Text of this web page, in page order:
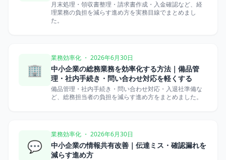
月末処理・領収書整理・請求書作成・入金確認など、経
理業務の負担を減らす進め方を実務目線でまとめまし
た。
🏢
業務効率化 ・ 2026年6月30日
中小企業の総務業務を効率化する方法｜備品管
理・社内手続き・問い合わせ対応を軽くする
備品管理・社内手続き・問い合わせ対応・入退社準備な
ど、総務担当者の負担を減らす進め方をまとめました。
💬
業務効率化 ・ 2026年6月30日
中小企業の情報共有改善｜伝達ミス・確認漏れを
減らす進め方